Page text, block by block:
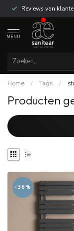
Reviews van
MENU
Home / Tags /
Producten
-36%